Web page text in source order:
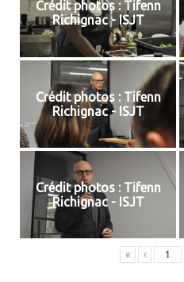
Crédit photos : Tifenn
Richignac - ISJT
Crédit photos : Tifenn
Richignac - ISJT
Crédit photos : Tifenn
Richignac - ISJT
« ‹